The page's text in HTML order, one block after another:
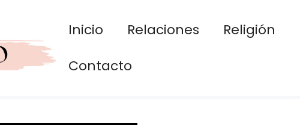
Inicio Relaciones Religión
Contacto